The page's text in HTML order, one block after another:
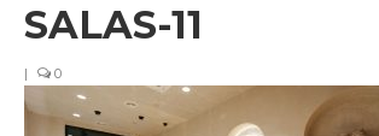
Qué hacemos
SALAS-11
| 0